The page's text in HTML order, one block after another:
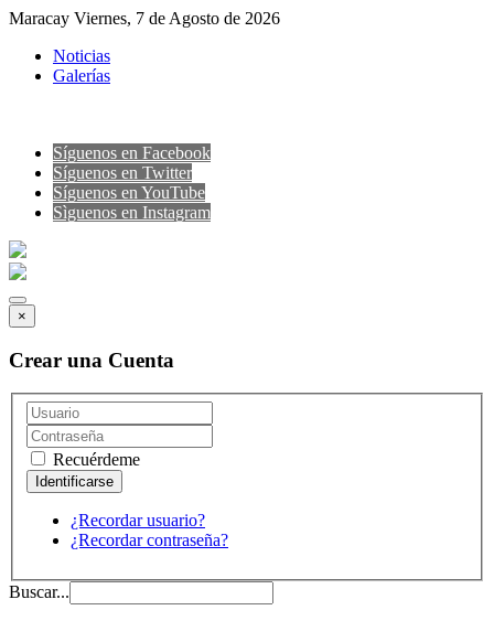
Maracay Viernes, 7 de Agosto de 2026
Noticias
Galerías
Síguenos en Facebook
Síguenos en Twitter
Síguenos en YouTube
Sìguenos en Instagram
×
Crear una Cuenta
Recuérdeme
¿Recordar usuario?
¿Recordar contraseña?
Buscar...